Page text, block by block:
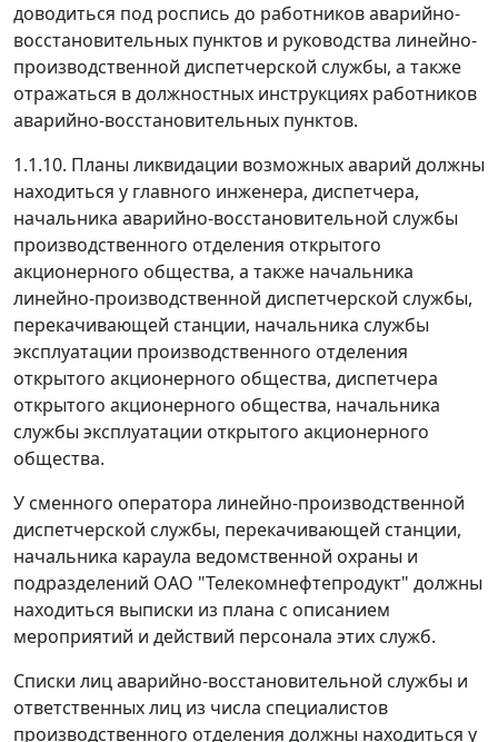
доводиться под роспись до работников аварийно-
восстановительных пунктов и руководства линейно-
производственной диспетчерской службы, а также
отражаться в должностных инструкциях работников
аварийно-восстановительных пунктов.
1.1.10. Планы ликвидации возможных аварий должны
находиться у главного инженера, диспетчера,
начальника аварийно-восстановительной службы
производственного отделения открытого
акционерного общества, а также начальника
линейно-производственной диспетчерской службы,
перекачивающей станции, начальника службы
эксплуатации производственного отделения
открытого акционерного общества, диспетчера
открытого акционерного общества, начальника
службы эксплуатации открытого акционерного
общества.
У сменного оператора линейно-производственной
диспетчерской службы, перекачивающей станции,
начальника караула ведомственной охраны и
подразделений ОАО "Телекомнефтепродукт" должны
находиться выписки из плана с описанием
мероприятий и действий персонала этих служб.
Списки лиц аварийно-восстановительной службы и
ответственных лиц из числа специалистов
производственного отделения должны находиться у